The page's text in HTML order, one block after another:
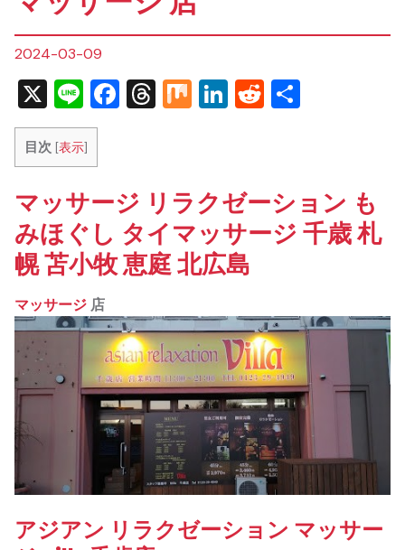
2024-03-09
X LineFacebook
Threads
MixLinkedIn
Reddit
目次 [表示]
マッサージ リラクゼーション も
みほぐし タイマッサージ 千歳 札
幌 苫小牧 恵庭 北広島
マッサージ 店
アジアン リラクゼーション マッサー